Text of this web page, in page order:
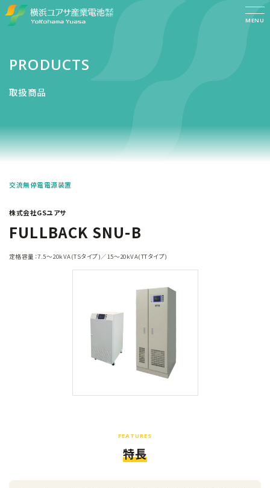
MENU
PRODUCTS
取扱商品
交流無停電電源装置
株式会社GSユアサ
FULLBACK SNU-B
定格容量：7.5～20kVA(TSタイプ)／15～20kVA(TTタイプ)
FEATURES
特長